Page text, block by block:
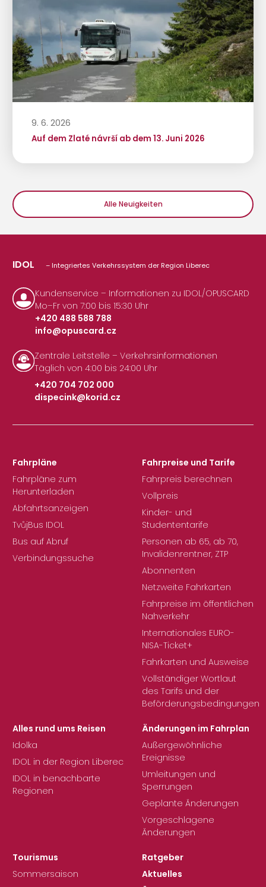
9. 6. 2026
Auf dem Zlaté návrší ab dem 13. Juni 2026
Alle Neuigkeiten
IDOL – Integriertes Verkehrssystem der Region Liberec
Kundenservice – Informationen zu IDOL/OPUSCARD
Mo–Fr von 7:00 bis 15:30 Uhr
+420 488 588 788
|
info@opuscard.cz
Zentrale Leitstelle – Verkehrsinformationen
Täglich von 4:00 bis 24:00 Uhr
+420 704 702 000
|
dispecink@korid.cz
Fahrpläne
Fahrpläne zum
Herunterladen
Abfahrtsanzeigen
TvůjBus IDOL
Bus auf Abruf
Verbindungssuche
Fahrpreise und Tarife
Fahrpreis berechnen
Vollpreis
Kinder- und
Studententarife
Personen ab 65, ab 70,
Invalidenrentner, ZTP
Abonnenten
Netzweite Fahrkarten
Fahrpreise im öffentlichen
Nahverkehr
Internationales EURO-
NISA-Ticket+
Fahrkarten und Ausweise
Vollständiger Wortlaut
des Tarifs und der
Beförderungsbedingungen
Alles rund ums Reisen
Idolka
IDOL in der Region Liberec
IDOL in benachbarte
Regionen
Änderungen im Fahrplan
Außergewöhnliche
Ereignisse
Umleitungen und
Sperrungen
Geplante Änderungen
Vorgeschlagene
Änderungen
Tourismus
Sommersaison
Ratgeber
Aktuelles